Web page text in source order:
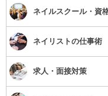
ネイルスクール・資
ネイリストの仕事術
求人・面接対策